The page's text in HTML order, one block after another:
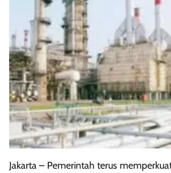
Jakarta – Pemerintah terus